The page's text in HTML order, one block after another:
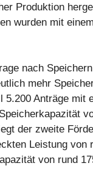
Produktion
wurden mit
nach
mehr
5.200 Anträge mit
der zweite
Leistung von
von rund